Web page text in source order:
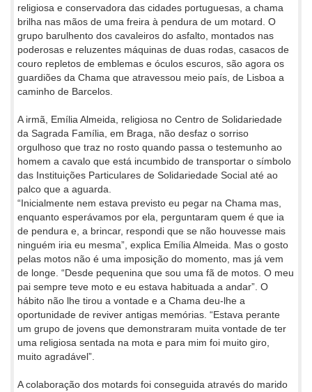
religiosa e conservadora das cidades portuguesas, a chama
brilha nas mãos de uma freira à pendura de um motard. O
grupo barulhento dos cavaleiros do asfalto, montados nas
poderosas e reluzentes máquinas de duas rodas, casacos de
couro repletos de emblemas e óculos escuros, são agora os
guardiões da Chama que atravessou meio país, de Lisboa a
caminho de Barcelos.
A irmã, Emília Almeida, religiosa no Centro de Solidariedade
da Sagrada Família, em Braga, não desfaz o sorriso
orgulhoso que traz no rosto quando passa o testemunho ao
homem a cavalo que está incumbido de transportar o símbolo
das Instituições Particulares de Solidariedade Social até ao
palco que a aguarda.
“Inicialmente nem estava previsto eu pegar na Chama mas,
enquanto esperávamos por ela, perguntaram quem é que ia
de pendura e, a brincar, respondi que se não houvesse mais
ninguém iria eu mesma”, explica Emília Almeida. Mas o gosto
pelas motos não é uma imposição do momento, mas já vem
de longe. “Desde pequenina que sou uma fã de motos. O meu
pai sempre teve moto e eu estava habituada a andar”. O
hábito não lhe tirou a vontade e a Chama deu-lhe a
oportunidade de reviver antigas memórias. “Estava perante
um grupo de jovens que demonstraram muita vontade de ter
uma religiosa sentada na mota e para mim foi muito giro,
muito agradável”.
A colaboração dos motards foi conseguida através do marido